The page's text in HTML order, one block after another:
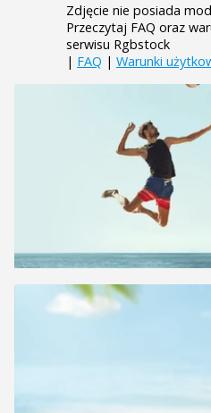
Zdjęcie nie posiada
Przeczytaj FAQ oraz
serwisu Rgbstock
| FAQ | Warunki